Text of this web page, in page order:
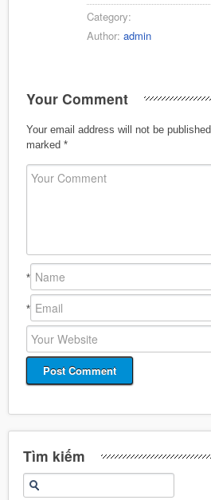
Category:
Author: admin
Your Comment
Your email address will not be published.
marked *
*
*
Tìm kiếm